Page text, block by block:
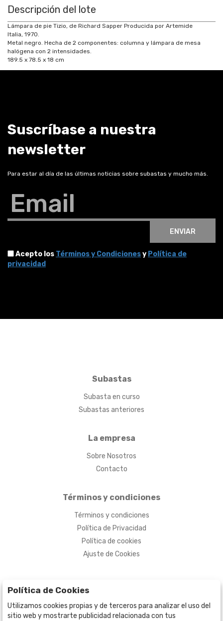
Descripción del lote
Lámpara de pie Tizio, de Richard Sapper Producida por Artemide
Italia, 1970.
Metal negro. Hecha de 2 componentes: columna y lámpara de mesa
halógena con 2 intensidades.
189.5 x 78.5 x 18 cm
Suscríbase a nuestra
newsletter
Para estar al día de las últimas noticias sobre subastas y mucho más.
Email
ENVIAR
Acepto los Términos y Condicionesy Política de
privacidad
Subastas
Subasta en curso
Subastas anteriores
La empresa
Sobre Nosotros
Contacto
Términos y condiciones
Términos y condiciones
Política de Privacidad
Política de cookies
Ajuste de Cookies
Política de Cookies
Utilizamos cookies propias y de terceros para analizar el uso del
sitio web y mostrarte publicidad relacionada con tus